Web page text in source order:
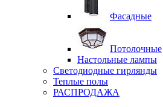
Фасадные
Потолочные
Настольные лампы
Светодиодные гирлянды
Теплые полы
РАСПРОДАЖА